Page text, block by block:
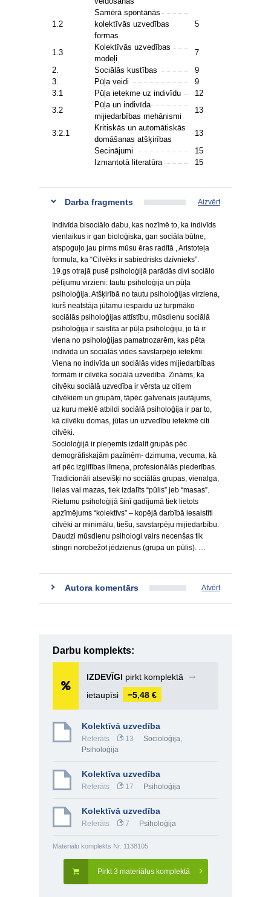
1.2
Samērā spontānās
kolektīvās uzvedības
formas
5
1.3
Kolektīvās uzvedības
modeļi
7
2.
Sociālās kustības
9
3.
Pūļa veidi
9
3.1
Pūļa ietekme uz indivīdu
12
3.2
Pūļa un indivīda
mijiedarbības mehānismi
13
3.2.1
Kritiskās un automātiskās
domāšanas atšķirības
13
Secinājumi
15
Izmantotā literatūra
15
Darba fragments Aizvērt
Indivīda bisociālo dabu, kas nozīmē to, ka indivīds
vienlaikus ir gan bioloģiska, gan sociāla būtne,
atspoguļo jau pirms mūsu ēras radītā , Aristoteļa
formula, ka “Cilvēks ir sabiedrisks dzīvnieks”.
19.gs otrajā pusē psiholoģijā parādās divi sociālo
pētījumu virzieni: tautu psiholoģija un pūļa
psiholoģija. Atšķirībā no tautu psiholoģijas virziena,
kurš neatstāja jūtamu iespaidu uz turpmāko
sociālās psiholoģijas attīstību, mūsdienu sociālā
psiholoģija ir saistīta ar pūļa psiholoģiju, jo tā ir
viena no psiholoģijas pamatnozarēm, kas pēta
indivīda un sociālās vides savstarpējo ietekmi.
Viena no indivīda un sociālās vides mijiedarbības
formām ir cilvēka sociālā uzvedība. Zināms, ka
cilvēku sociālā uzvedība ir vērsta uz citiem
cilvēkiem un grupām, tāpēc galvenais jautājums,
uz kuru meklē atbildi sociālā psiholoģija ir par to,
kā cilvēku domas, jūtas un uzvedību ietekmē citi
cilvēki.
Socioloģijā ir pieņemts izdalīt grupās pēc
demogrāfiskajām pazīmēm- dzimuma, vecuma, kā
arī pēc izglītības līmeņa, profesionālās piederības.
Tradicionāli atsevišķi no sociālās grupas, vienalga,
lielas vai mazas, tiek izdalīts “pūlis” jeb “masas”.
Rietumu psiholoģijā šinī gadījumā tiek lietots
apzīmējums “kolektīvs” – kopējā darbībā iesaistīti
cilvēki ar minimālu, tiešu, savstarpēju mijiedarbību.
Daudzi mūsdienu psihologi vairs necenšas tik
stingri norobežot jēdzienus (grupa un pūlis). …
Autora komentārs Atvērt
Darbu komplekts:
IZDEVĪGI pirkt komplektā
➞
ietaupīsi
−5,48 €
Kolektīvā uzvedība
Referāts 13 Socioloģija,
Psiholoģija
Kolektīva uzvedība
Referāts 17 Psiholoģija
Kolektīvā uzvedība
Referāts 7 Psiholoģija
Materiālu komplekts Nr. 1138105
Pirkt 3 materiālus komplektā